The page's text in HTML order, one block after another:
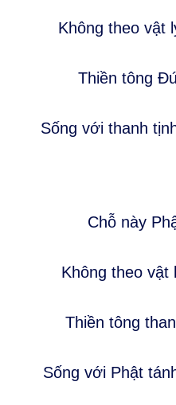
Không theo vật
Thiền tông
Sống với thanh
Chỗ này
Không theo vật
Thiền tông
Sống với Phật